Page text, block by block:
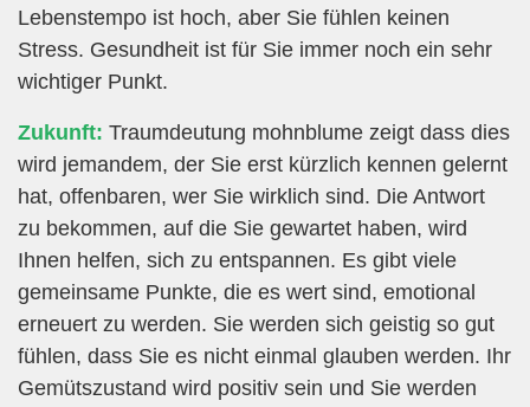
Lebenstempo ist hoch, aber Sie fühlen keinen
Stress. Gesundheit ist für Sie immer noch ein sehr
wichtiger Punkt.
Zukunft: Traumdeutung mohnblume zeigt dass dies
wird jemandem, der Sie erst kürzlich kennen gelernt
hat, offenbaren, wer Sie wirklich sind. Die Antwort
zu bekommen, auf die Sie gewartet haben, wird
Ihnen helfen, sich zu entspannen. Es gibt viele
gemeinsame Punkte, die es wert sind, emotional
erneuert zu werden. Sie werden sich geistig so gut
fühlen, dass Sie es nicht einmal glauben werden. Ihr
Gemütszustand wird positiv sein und Sie werden